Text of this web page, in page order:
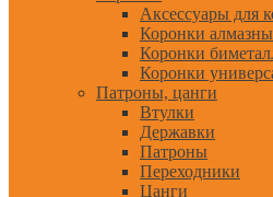
Аксессуары для
Коронки
Коронки
Коронки
Патроны, цанги
Втулки
Державки
Патроны
Переходники
Цанги